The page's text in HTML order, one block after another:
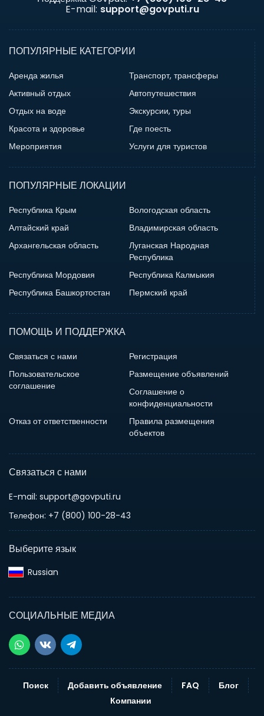
E-mail: support@govputi.ru
ПОПУЛЯРНЫЕ КАТЕГОРИИ
Аренда жилья
Транспорт, трансферы
Активный отдых
Автопутешествия
Отдых на воде
Экскурсии, туры
Красота и здоровье
Где поесть
Мероприятия
Услуги для туристов
ПОПУЛЯРНЫЕ ЛОКАЦИИ
Республика Крым
Вологодская область
Алтайский край
Владимирская область
Архангельская область
Луганская Народная
Республика
Республика Мордовия
Республика Калмыкия
Республика Башкортостан
Пермский край
ПОМОЩЬ И ПОДДЕРЖКА
Связаться с нами
Регистрация
Пользовательское
соглашение
Размещение объявлений
Соглашение о
конфиденциальности
Отказ от ответственности
Правила размещения
объектов
Связаться с нами
E-mail: support@govputi.ru
Телефон: +7 (800) 100-28-43
Выберите язык
Russian‎
СОЦИАЛЬНЫЕ МЕДИА
Поиск Добавить объявление FAQ
Блог
Компании